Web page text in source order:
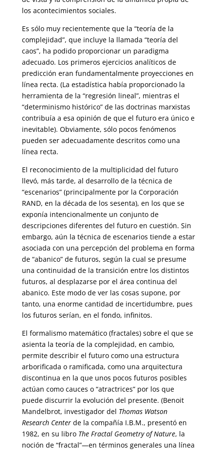
los acontecimientos sociales.
Es sólo muy recientemente que la “teoría de la
complejidad”, que incluye la llamada “teoría del
caos”, ha podido proporcionar un paradigma
adecuado. Los primeros ejercicios analíticos de
predicción eran fundamentalmente proyecciones en
línea recta. (La estadística había proporcionado la
herramienta de la “regresión lineal”, mientras el
“determinismo histórico” de las doctrinas marxistas
contribuía a esa opinión de que el futuro era único e
inevitable). Obviamente, sólo pocos fenómenos
pueden ser adecuadamente descritos como una
línea recta.
El reconocimiento de la multiplicidad del futuro
llevó, más tarde, al desarrollo de la técnica de
“escenarios” (principalmente por la Corporación
RAND, en la década de los sesenta), en los que se
exponía intencionalmente un conjunto de
descripciones diferentes del futuro en cuestión. Sin
embargo, aún la técnica de escenarios tiende a estar
asociada con una percepción del problema en forma
de “abanico” de futuros, según la cual se presume
una continuidad de la transición entre los distintos
futuros, al desplazarse por el área continua del
abanico. Este modo de ver las cosas supone, por
tanto, una enorme cantidad de incertidumbre, pues
los futuros serían, en el fondo, infinitos.
El formalismo matemático (fractales) sobre el que se
asienta la teoría de la complejidad, en cambio,
permite describir el futuro como una estructura
arborificada o ramificada, como una arquitectura
discontinua en la que unos pocos futuros posibles
actúan como cauces o “atractrices” por los que
puede discurrir la evolución del presente. (Benoit
Mandelbrot, investigador del Thomas Watson
Research Centerde la compañía I.B.M., presentó en
1982, en su libro The Fractal Geometry of Nature, la
noción de “fractal”—en términos generales una línea